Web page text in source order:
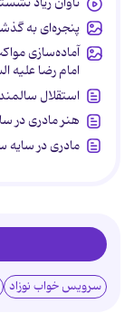
پنجره‌ای به
آماده‌سازی
امام رضا علیه
استقلال
هنر مادری در
مادری در سایه
سرویس خواب نوزاد